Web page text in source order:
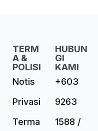
TERM
A &
POLISI
Notis
Privasi
Terma
HUBUN
GI
KAMI
+603
9263
1588 /